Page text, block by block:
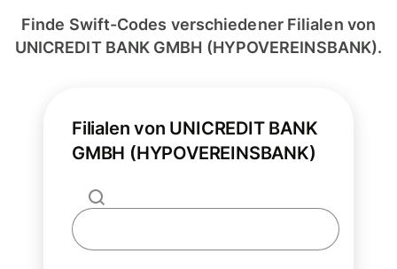
Finde Swift-Codes verschiedener Filialen von
UNICREDIT BANK GMBH (HYPOVEREINSBANK).
Filialen von UNICREDIT BANK
GMBH (HYPOVEREINSBANK)